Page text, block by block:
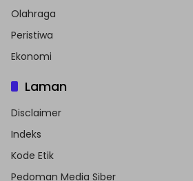
Olahraga
Peristiwa
Ekonomi
Laman
Disclaimer
Indeks
Kode Etik
Pedoman Media Siber